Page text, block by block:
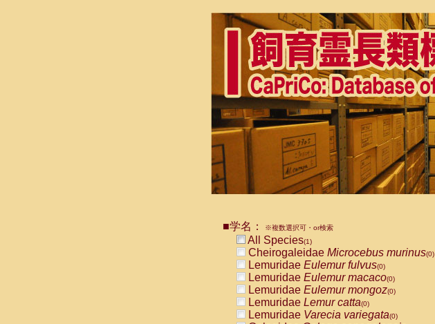
■学名： ※複数選択可・or検索
All Species(1)
Cheirogaleidae Microcebus murinus(0)
Lemuridae Eulemur fulvus(0)
Lemuridae Eulemur macaco(0)
Lemuridae Eulemur mongoz(0)
Lemuridae Lemur catta(0)
Lemuridae Varecia variegata(0)